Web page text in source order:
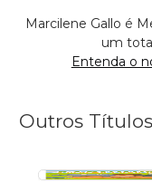
Marcilene Gallo é
um
Entenda o
Outros